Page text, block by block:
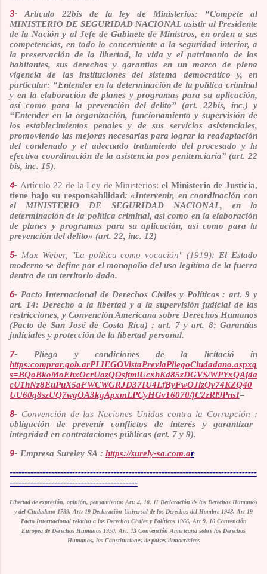
3- Artículo 22bis de la ley de Ministerios: “Compete al
MINISTERIO DE SEGURIDAD NACIONAL asistir al Presidente
de la Nación y al Jefe de Gabinete de Ministros, en orden a sus
competencias, en todo lo concerniente a la seguridad interior, a
la preservación de la libertad, la vida y el patrimonio de los
habitantes, sus derechos y garantías en un marco de plena
vigencia de las instituciones del sistema democrático y, en
particular: “Entender en la determinación de la política criminal
y en la elaboración de planes y programas para su aplicación,
así como para la prevención del delito” (art. 22bis, inc.) y
“Entender en la organización, funcionamiento y supervisión de
los establecimientos penales y de sus servicios asistenciales,
promoviendo las mejoras necesarias para lograr la readaptación
del condenado y el adecuado tratamiento del procesado y la
efectiva coordinación de la asistencia pos penitenciaria” (art. 22
bis, inc. 15).
4- Artículo 22 de la Ley de Ministerios: el Ministerio de Justicia,
tiene bajo su responsabilidad: «Intervenir, en coordinación con
el MINISTERIO DE SEGURIDAD NACIONAL, en la
determinación de la política criminal, así como en la elaboración
de planes y programas para su aplicación, así como para la
prevención del delito» (art. 22, inc. 12)
5- Max Weber, "La política como vocación" (1919): El Estado
moderno se define por el monopolio del uso legítimo de la fuerza
dentro de un territorio dado.
6- Pacto Internacional de Derechos Civiles y Políticos : art. 9 y
art. 14: Derecho a la libertad y a la supervisión judicial de las
restricciones, y Convención Americana sobre Derechos Humanos
(Pacto de San José de Costa Rica) : art. 7 y art. 8: Garantías
judiciales y protección de la libertad personal.
7- Pliego y condiciones de la licitació in
https:comprar.gob.arPLIEGOVistaPreviaPliegoCiudadano.aspxq
s=BQoBkoMoEhxOcrUazQOsjtmiUcxhKd85zDGVS/WPYxQAjda
cU1hNz8EuPuX5aFWCWGRJD37IU4LfByFwOJlzQv74KZQ40
UU60q8szUQ7wgOA3kgApxmLPCyHGv16070/fC2zRl9PnsI=
8- Convención de las Naciones Unidas contra la Corrupción :
obligación de prevenir conflictos de interés y garantizar
integridad en contrataciones públicas (art. 7 y 9).
9- Empresa Sureley SA : https://surely-sa.com.ar
-----------------------------------------------------------------------------------
-------------------------------------------
Libertad de expresión, opinión, pensamiento: Art: 4, 10, 11 Declaración de los Derechos Humanos
y del Ciudadano 1789. Art: 19 Declaración Universal de los Derechos del Hombre 1948, Art 19
Pacto Internacional relativa a los Derechos Civiles y Políticos 1966, Art 9, 10 Convención
Europea de Derechos Humanos 1950, Art. 13 Convención Americana sobre los Derechos
Humanos, las Constituciones de países democráticos